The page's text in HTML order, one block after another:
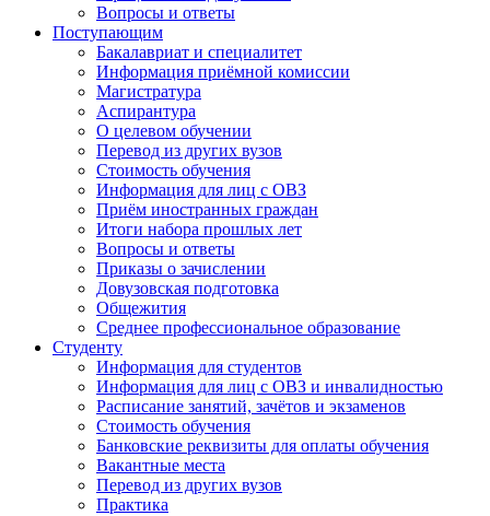
Вопросы и ответы
Поступающим
Бакалавриат и специалитет
Информация приёмной комиссии
Магистратура
Аспирантура
О целевом обучении
Перевод из других вузов
Стоимость обучения
Информация для лиц с ОВЗ
Приём иностранных граждан
Итоги набора прошлых лет
Вопросы и ответы
Приказы о зачислении
Довузовская подготовка
Общежития
Среднее профессиональное образование
Студенту
Информация для студентов
Информация для лиц с ОВЗ и инвалидностью
Расписание занятий, зачётов и экзаменов
Стоимость обучения
Банковские реквизиты для оплаты обучения
Вакантные места
Перевод из других вузов
Практика